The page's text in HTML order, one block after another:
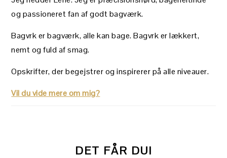
og passioneret fan af godt bagværk.
Bagvrk er bagværk, alle kan bage. Bagvrk er lækkert,
nemt og fuld af smag.
Opskrifter, der begejstrer og inspirerer på alle niveauer.
Vil du vide mere om mig?
DET FÅR DU!